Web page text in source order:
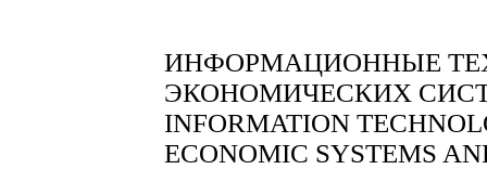
ИНФОРМАЦИОННЫЕ
ЭКОНОМИЧЕСКИХ
INFORMATION
ECONOMIC SYSTEMS